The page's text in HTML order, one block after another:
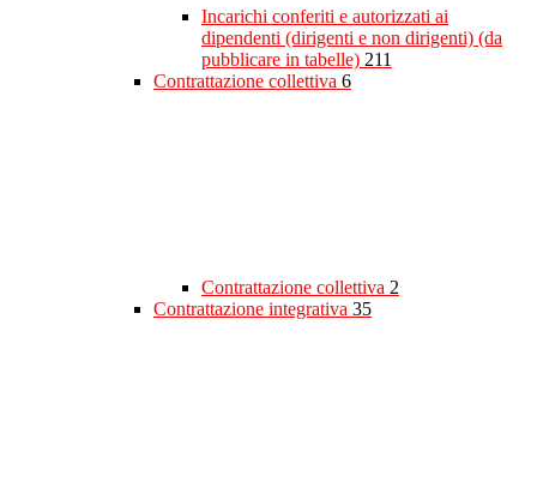
Incarichi conferiti e autorizzati ai
dipendenti (dirigenti e non dirigenti) (da
pubblicare in tabelle) 211
Contrattazione collettiva 6
Contrattazione collettiva 2
Contrattazione integrativa 35